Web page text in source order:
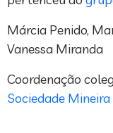
Márcia Penido,
Vanessa Miranda
Coordenação
Sociedade